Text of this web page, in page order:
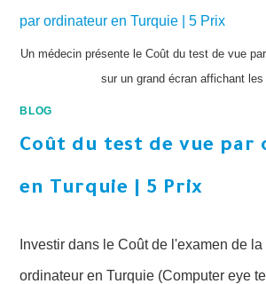
Un médecin présente le Coût du test de vue
sur un grand écran affichant
BLOG
Coût du test de vue par
en Turquie | 5 Prix
Investir dans le Coût de l'examen de
ordinateur en Turquie (Computer eye